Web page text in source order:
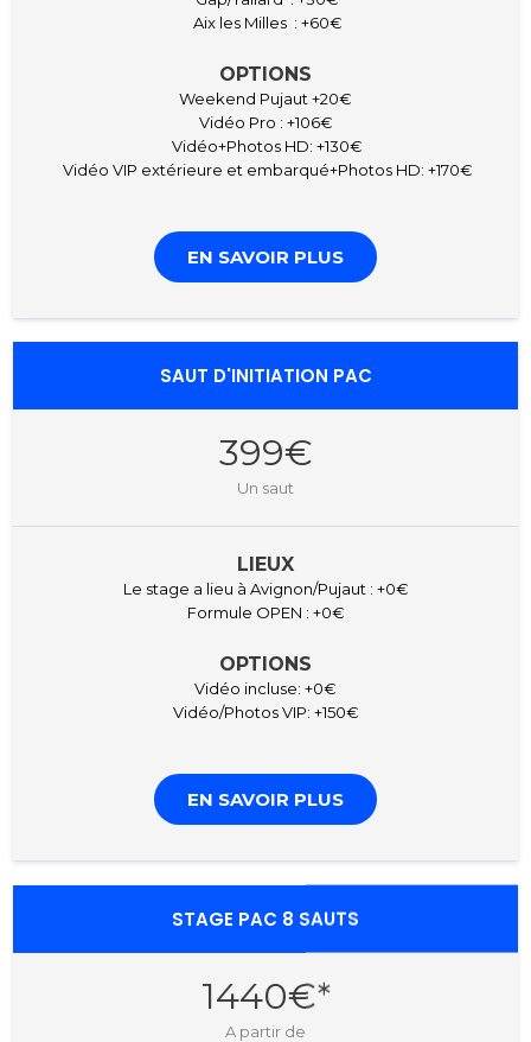
Aix les Milles : +60€
OPTIONS
Weekend Pujaut +20€
Vidéo Pro : +106€
Vidéo+Photos HD: +130€
Vidéo VIP extérieure et embarqué+Photos HD: +170€
EN SAVOIR PLUS
SAUT D'INITIATION PAC
399€
Un saut
LIEUX
Le stage a lieu à Avignon/Pujaut : +0€
Formule OPEN : +0€
OPTIONS
Vidéo incluse: +0€
Vidéo/Photos VIP: +150€
EN SAVOIR PLUS
STAGE PAC 8 SAUTS
1440€*
A partir de